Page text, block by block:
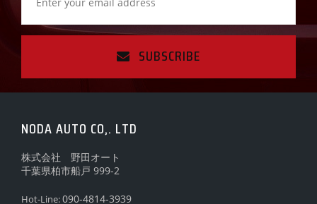
SUBSCRIBE
NODA AUTO CO,. LTD
株式会社 野田オート
千葉県柏市船戸 999-2
Hot-Line:090-4814-3939